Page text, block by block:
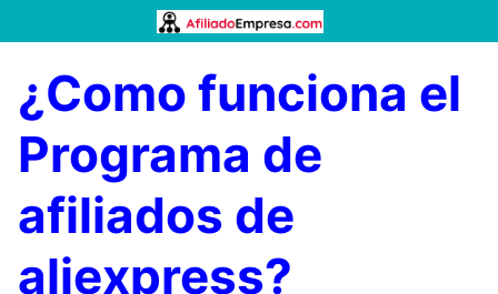
al
¿Como funciona el
Programa de
afiliados de
aliexpress?